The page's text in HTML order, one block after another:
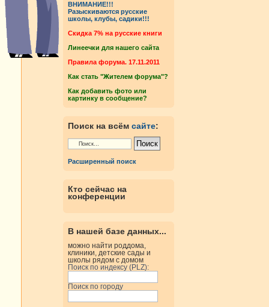
ВНИМАНИЕ!!!
Разыскиваются русские
школы, клубы, садики!!!
Cкидка 7% на русские книги
Линеечки для нашего сайта
Правила форума. 17.11.2011
Как стать "Жителем форума"?
Как добавить фото или
картинку в сообщение?
Поиск на всём сайте:
Расширенный поиск
Кто сейчас на
конференции
В нашей базе данных...
можно найти роддома,
клиники, детские сады и
школы рядом с домом
Поиск по индексу (PLZ):
Поиск по городу